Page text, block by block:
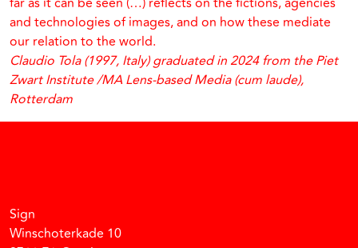
and technologies of images, and on how these mediate
our relation to the world.
Claudio Tola (1997, Italy) graduated in 2024 from the Piet
Zwart Institute /MA Lens-based Media (cum laude),
Rotterdam
Sign
Winschoterkade 10